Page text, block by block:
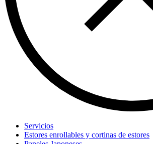
Servicios
Estores enrollables y cortinas de estores